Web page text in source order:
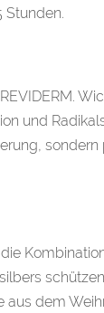
Stunden.
und
aus dem